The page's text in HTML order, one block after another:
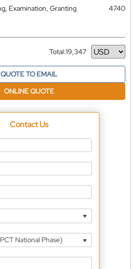
Examination, Granting
4740
Total:19,347
Currency
QUOTE TO EMAIL
ONLINE QUOTE
Contact Us
National Phase)